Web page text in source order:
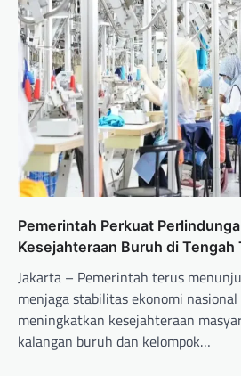
Pemerintah Perkuat
Kesejahteraan Buruh di Tengah
Jakarta – Pemerintah terus
menjaga stabilitas ekonomi
meningkatkan kesejahteraan
kalangan buruh dan kelompok…